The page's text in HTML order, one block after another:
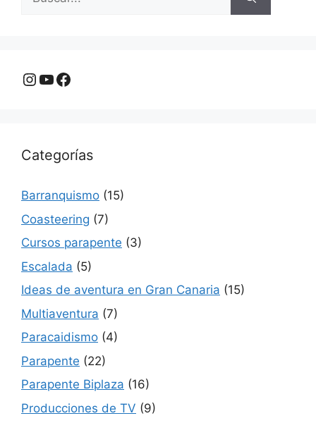
Instagram
YouTube
Facebook
Categorías
Barranquismo (15)
Coasteering (7)
Cursos parapente (3)
Escalada (5)
Ideas de aventura en Gran Canaria (15)
Multiaventura (7)
Paracaidismo (4)
Parapente (22)
Parapente Biplaza (16)
Producciones de TV (9)